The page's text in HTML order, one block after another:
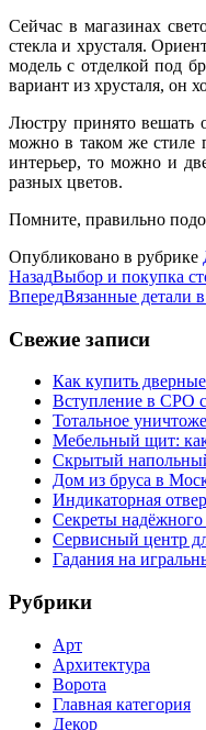
Сейчас в магазинах
стекла и хрусталя.
модель с отделкой под
вариант из хрусталя, он
Люстру принято вешать
можно в таком же стиле
интерьер, то можно и
разных цветов.
Помните, правильно
Опубликовано в рубрике
НазадВыбор и покупка
ВпередВязанные детали
Свежие записи
Как купить
Вступление в СРО
Тотальное
Мебельный щит:
Скрытый
Дом из бруса в
Индикаторная
Секреты надёжного
Сервисный центр
Гадания на
Рубрики
Арт
Архитектура
Ворота
Главная категория
Декор